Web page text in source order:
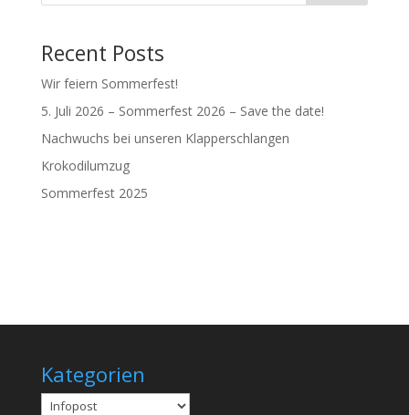
Recent Posts
Wir feiern Sommerfest!
5. Juli 2026 – Sommerfest 2026 – Save the date!
Nachwuchs bei unseren Klapperschlangen
Krokodilumzug
Sommerfest 2025
Kategorien
Kategorien